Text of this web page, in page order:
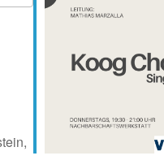
Outlook Live